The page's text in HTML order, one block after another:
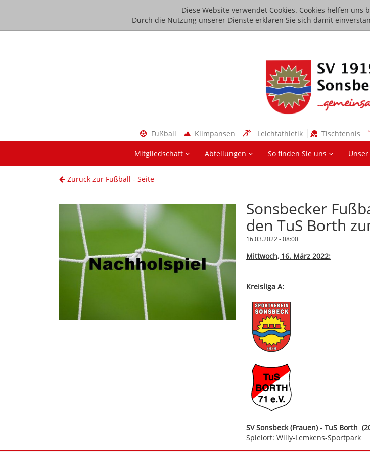
Diese Website verwendet Cookies. Cookies helfen
Durch die Nutzung unserer Dienste erklären Sie sich damit
Fußball Klimpansen Leichtathletik Tischtennis
Mitgliedschaft Abteilungen So finden Sie uns
Zurück zur Fußball - Seite
Sonsbecker
den TuS Borth
16.03.2022 - 08:00
Mittwoch, 16. März 2022:
Kreisliga A:
SV Sonsbeck (Frauen) - TuS Borth
Spielort: Willy-Lemkens-Sportpark